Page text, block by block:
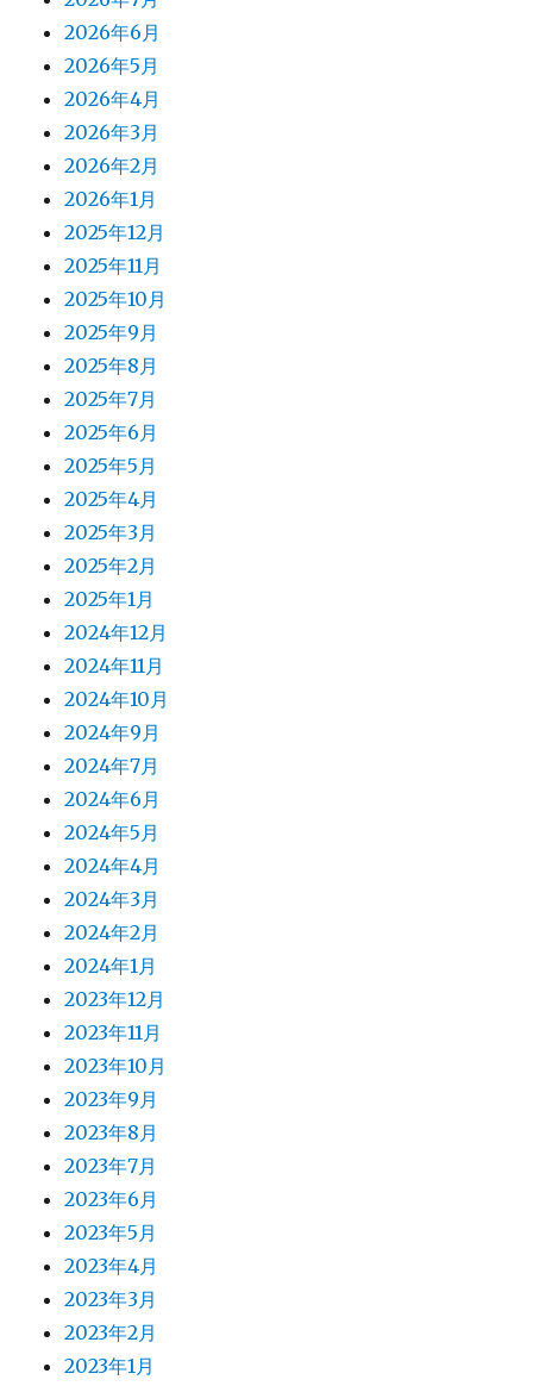
2026年6月
2026年5月
2026年4月
2026年3月
2026年2月
2026年1月
2025年12月
2025年11月
2025年10月
2025年9月
2025年8月
2025年7月
2025年6月
2025年5月
2025年4月
2025年3月
2025年2月
2025年1月
2024年12月
2024年11月
2024年10月
2024年9月
2024年7月
2024年6月
2024年5月
2024年4月
2024年3月
2024年2月
2024年1月
2023年12月
2023年11月
2023年10月
2023年9月
2023年8月
2023年7月
2023年6月
2023年5月
2023年4月
2023年3月
2023年2月
2023年1月